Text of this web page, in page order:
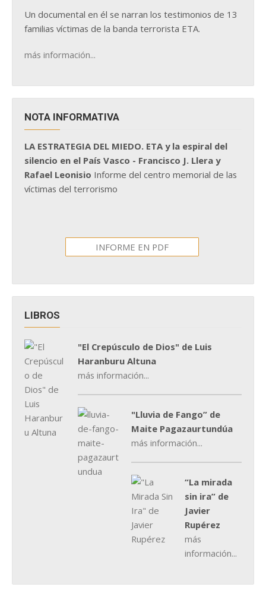
Un documental en él se narran los testimonios de 13
familias víctimas de la banda terrorista ETA.
más información...
NOTA INFORMATIVA
LA ESTRATEGIA DEL MIEDO. ETA y la espiral del
silencio en el País Vasco - Francisco J. Llera y
Rafael Leonisio Informe del centro memorial de las
víctimas del terrorismo
INFORME EN PDF
LIBROS
"El Crepúsculo de Dios" de Luis
Haranburu Altuna
más información...
"Lluvia de Fango” de
Maite Pagazaurtundúa
más información...
“La mirada
sin ira” de
Javier
Rupérez
más
información...